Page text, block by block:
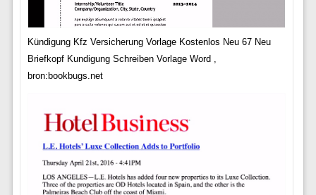
Kündigung Kfz Versicherung Vorlage Kostenlos Neu 67 Neu
Briefkopf Kundigung Schreiben Vorlage Word ,
bron:bookbugs.net